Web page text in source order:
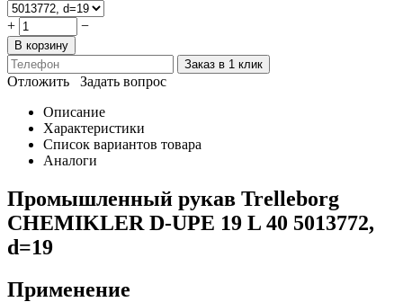
+ −
В корзину
Заказ в 1 клик
Отложить
Задать вопрос
Описание
Характеристики
Список вариантов товара
Аналоги
Промышленный рукав Trelleborg
CHEMIKLER D-UPE 19 L 40 5013772,
d=19
Применение